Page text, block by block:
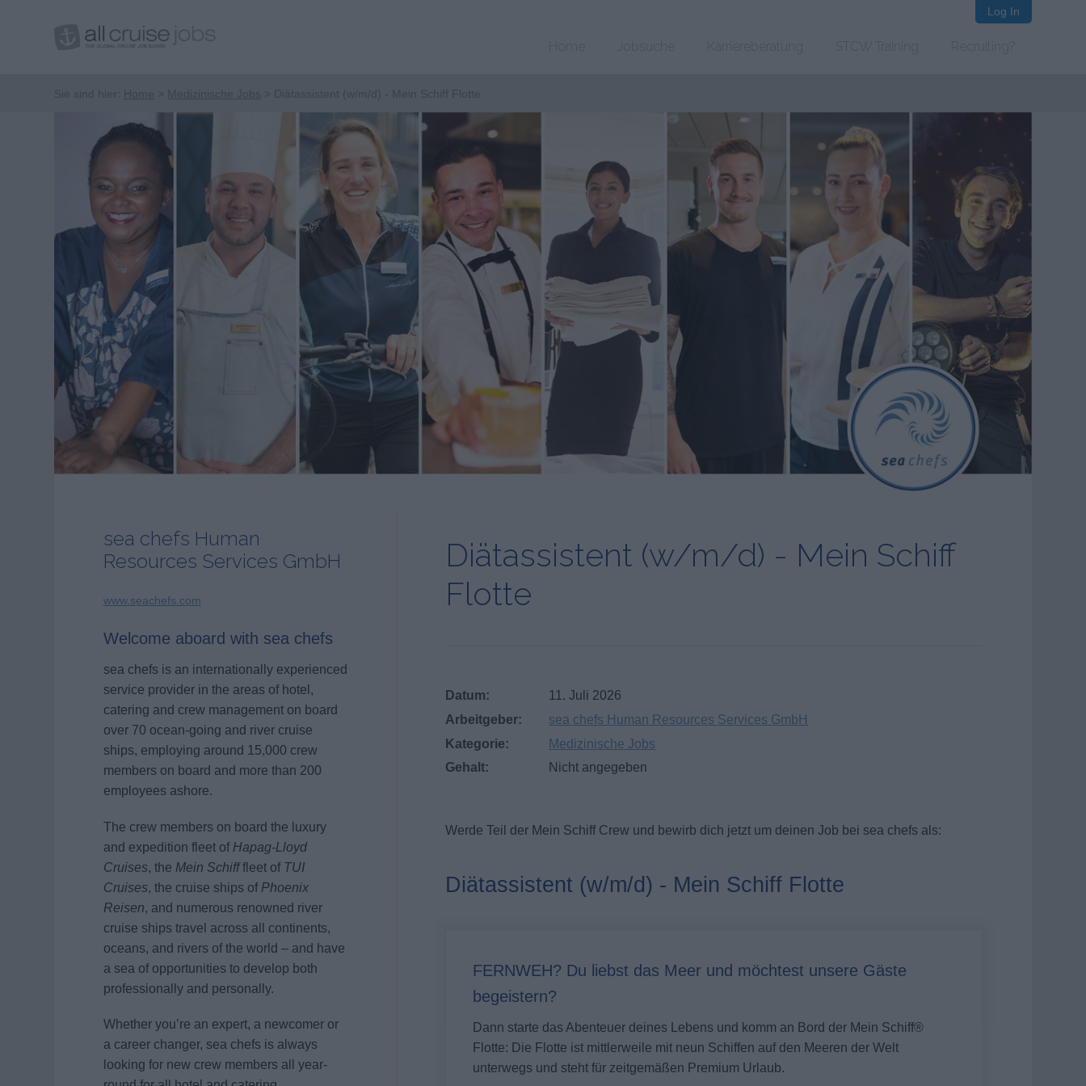
Log In
Diätassistent (w/m/d) - Mein Schiff
Flotte
Datum:
11. Juli 2026
Arbeitgeber:
sea chefs Human Resources Services GmbH
Kategorie:
Medizinische Jobs
Gehalt:
Nicht angegeben
Werde Teil der Mein Schiff Crew und bewirb dich jetzt um deinen Job bei sea chefs als:
Diätassistent (w/m/d) - Mein Schiff Flotte
FERNWEH? Du liebst das Meer und möchtest unsere Gäste
begeistern?
Dann starte das Abenteuer deines Lebens und komm an Bord der Mein Schiff®
Flotte: Die Flotte ist mittlerweile mit neun Schiffen auf den Meeren der Welt
unterwegs und steht für zeitgemäßen Premium Urlaub.
sea chefs Human
Resources Services GmbH
www.seachefs.com
Welcome aboard with sea chefs
sea chefs is an internationally experienced
service provider in the areas of hotel,
catering and crew management on board
over 70 ocean-going and river cruise
ships, employing around 15,000 crew
members on board and more than 200
employees ashore.
The crew members on board the luxury
and expedition fleet of Hapag-Lloyd
Cruises, the Mein Schifffleet of TUI
Cruises, the cruise ships of Phoenix
Reisen, and numerous renowned river
cruise ships travel across all continents,
oceans, and rivers of the world – and have
a sea of opportunities to develop both
professionally and personally.
Whether you’re an expert, a newcomer or
a career changer, sea chefs is always
looking for new crew members all year-